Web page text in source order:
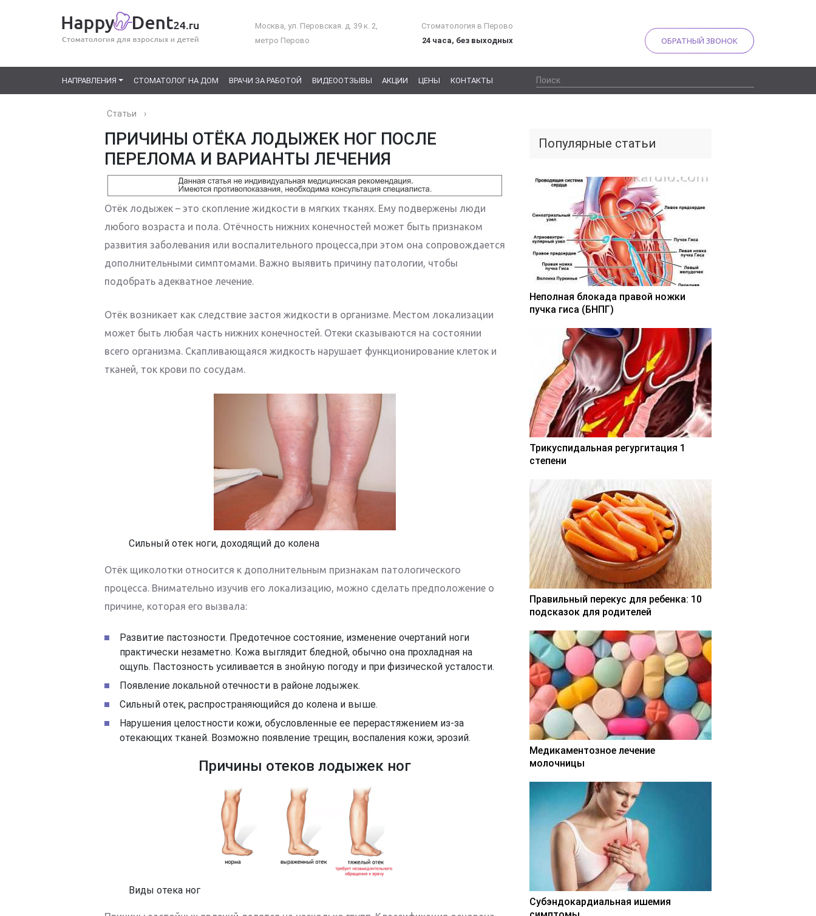
Москва, ул. Перовская. д. 39 к. 2,
метро Перово
Стоматология в Перово
24 часа, без выходных
ОБРАТНЫЙ ЗВОНОК
НАПРАВЛЕНИЯ СТОМАТОЛОГ НА ДОМ ВРАЧИ ЗА РАБОТОЙ ВИДЕООТЗЫВЫ АКЦИИ ЦЕНЫ КОНТАКТЫ
Статьи ›
ПРИЧИНЫ ОТЁКА ЛОДЫЖЕК НОГ ПОСЛЕ
ПЕРЕЛОМА И ВАРИАНТЫ ЛЕЧЕНИЯ
Отёк лодыжек – это скопление жидкости в мягких тканях. Ему подвержены люди
любого возраста и пола. Отёчность нижних конечностей может быть признаком
развития заболевания или воспалительного процесса,при этом она сопровождается
дополнительными симптомами. Важно выявить причину патологии, чтобы
подобрать адекватное лечение.
Отёк возникает как следствие застоя жидкости в организме. Местом локализации
может быть любая часть нижних конечностей. Отеки сказываются на состоянии
всего организма. Скапливающаяся жидкость нарушает функционирование клеток и
тканей, ток крови по сосудам.
Сильный отек ноги, доходящий до колена
Отёк щиколотки относится к дополнительным признакам патологического
процесса. Внимательно изучив его локализацию, можно сделать предположение о
причине, которая его вызвала:
Развитие пастозности. Предотечное состояние, изменение очертаний ноги
практически незаметно. Кожа выглядит бледной, обычно она прохладная на
ощупь. Пастозность усиливается в знойную погоду и при физической усталости.
Появление локальной отечности в районе лодыжек.
Сильный отек, распространяющийся до колена и выше.
Нарушения целостности кожи, обусловленные ее перерастяжением из-за
отекающих тканей. Возможно появление трещин, воспаления кожи, эрозий.
Причины отеков лодыжек ног
Виды отека ног
Популярные статьи
Неполная блокада правой ножки
пучка гиса (БНПГ)
Трикуспидальная регургитация 1
степени
Правильный перекус для ребенка: 10
подсказок для родителей
Медикаментозное лечение
молочницы
Субэндокардиальная ишемия